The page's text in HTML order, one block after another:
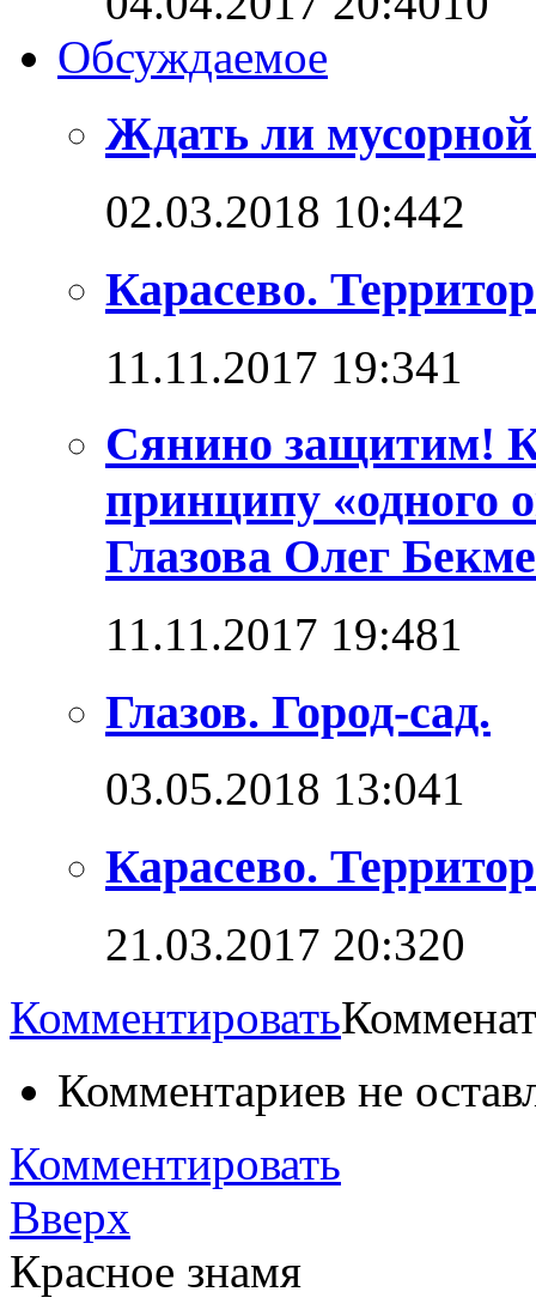
Обсуждаемое
Ждать ли
02.03.2018 10:442
Карасево.
11.11.2017 19:341
Сянино защитим!
принципу «одного
Глазова Олег
11.11.2017 19:481
Глазов. Город-сад.
03.05.2018 13:041
Карасево.
21.03.2017 20:320
Комментировать
Комментариев не
Комментировать
Вверх
Красное знамя